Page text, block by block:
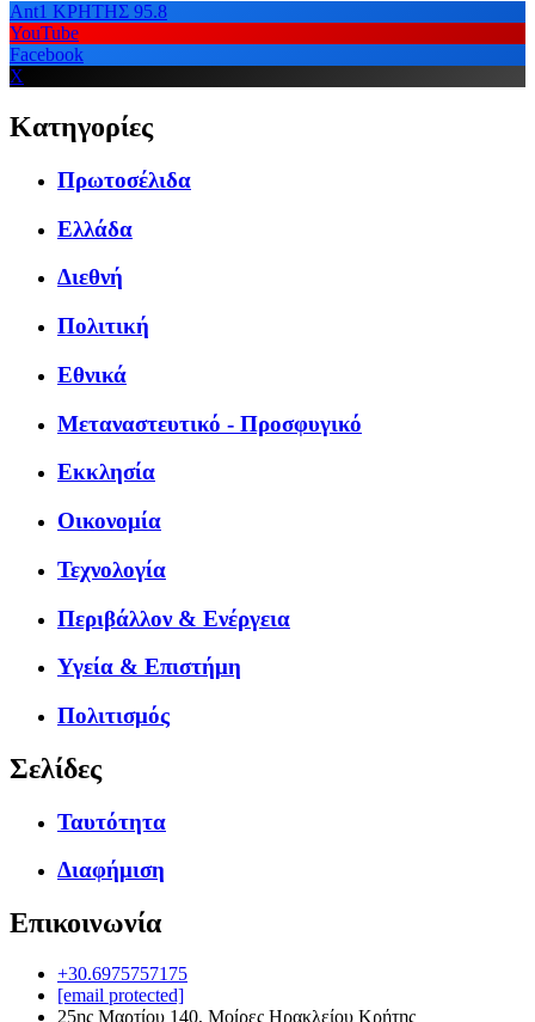
Ant1 ΚΡΗΤΗΣ 95.8
YouTube
Facebook
X
Κατηγορίες
Πρωτοσέλιδα
Ελλάδα
Διεθνή
Πολιτική
Εθνικά
Μεταναστευτικό - Προσφυγικό
Εκκλησία
Οικονομία
Τεχνολογία
Περιβάλλον & Ενέργεια
Υγεία & Επιστήμη
Πολιτισμός
Σελίδες
Ταυτότητα
Διαφήμιση
Επικοινωνία
+30.6975757175
[email protected]
25ης Μαρτίου 140, Μοίρες Ηρακλείου Κρήτης